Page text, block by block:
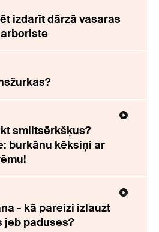
izdarīt dārzā vasaras
smiltsērkšķus?
burkānu kēksiņi ar
- kā pareizi izlauzt
jeb paduses?